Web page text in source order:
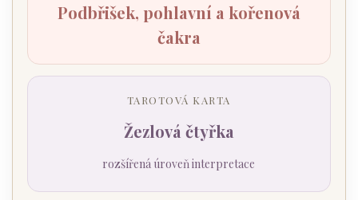
Podbřišek, pohlavní a kořenová
čakra
TAROTOVÁ KARTA
Žezlová čtyřka
rozšířená úroveň interpretace